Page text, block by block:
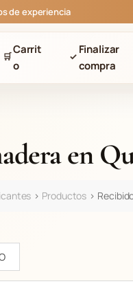
de experiencia
🛒
Carrit
o
✓
Finalizar
compra
en
> Productos >